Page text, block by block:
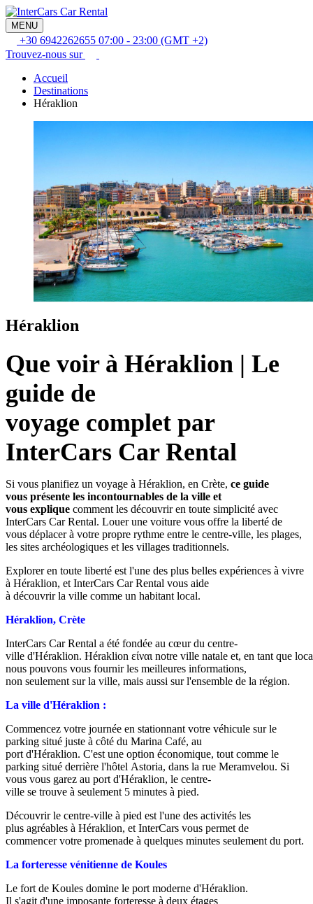
MENU
+30 6942262655 07:00 - 23:00 (GMT +2)
Trouvez-nous sur
Accueil
Destinations
Héraklion
Héraklion
Que voir à Héraklion | Le
guide de
voyage complet par
InterCars Car Rental
Si vous planifiez un voyage à Héraklion, en Crète, ce guide
vous présente les incontournables de la ville et
vous explique comment les découvrir en toute simplicité avec
InterCars Car Rental. Louer une voiture vous offre la liberté de
vous déplacer à votre propre rythme entre le centre-ville, les plages,
les sites archéologiques et les villages traditionnels.
Explorer en toute liberté est l'une des plus belles expériences à vivre
à Héraklion, et InterCars Car Rental vous aide
à découvrir la ville comme un habitant local.
Héraklion, Crète
InterCars Car Rental a été fondée au cœur du centre-
ville d'Héraklion. Héraklion είναι notre ville natale et, en tant que
nous pouvons vous fournir les meilleures informations,
non seulement sur la ville, mais aussi sur l'ensemble de la région.
La ville d'Héraklion :
Commencez votre journée en stationnant votre véhicule sur le
parking situé juste à côté du Marina Café, au
port d'Héraklion. C'est une option économique, tout comme le
parking situé derrière l'hôtel Astoria, dans la rue Meramvelou. Si
vous vous garez au port d'Héraklion, le centre-
ville se trouve à seulement 5 minutes à pied.
Découvrir le centre-ville à pied est l'une des activités les
plus agréables à Héraklion, et InterCars vous permet de
commencer votre promenade à quelques minutes seulement du port.
La forteresse vénitienne de Koules
Le fort de Koules domine le port moderne d'Héraklion.
Il s'agit d'une imposante forteresse à deux étages